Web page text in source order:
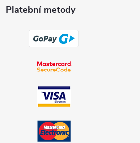
Platební metody